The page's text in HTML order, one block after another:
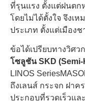
ที่รุนแรง ตั้งแต่ฝนตก
โดยไม่ได้ตั้งใจ จึงเ
ประเภท ตั้งแต่เมือง
ข้อได้เปรียบทางวิศ
โซลูชัน SKD
LINOS
ถึงเลนส์ กระจก ฝา
ประกอบที่รวดเร็วแล